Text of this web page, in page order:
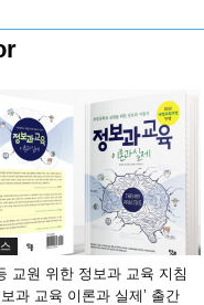
교원 위한 정보과 교육 지침
보과 교육 이론과 실제’ 출간